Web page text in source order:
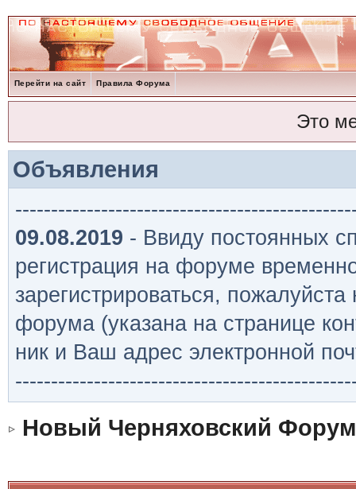
Перейти на сайт Правила Форума
Это
Объявления
09.08.2019 - Ввиду постоянных
регистрация на форуме
зарегистрироваться,
форума (указана на странице
ник и Ваш адрес электронной
Новый Черняховский Форум